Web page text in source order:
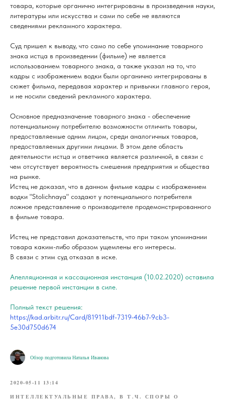
товара, которые органично интегрированы в произведения науки,
литературы или искусства и сами по себе не являются
сведениями рекламного характера.
Суд пришел к выводу, что само по себе упоминание товарного
знака истца в произведении (фильме) не является
использованием товарного знака, а также указал на то, что
кадры с изображением водки были органично интегрированы в
сюжет фильма, передавая характер и привычки главного героя,
и не носили сведений рекламного характера.
Основное предназначение товарного знака - обеспечение
потенциальному потребителю возможности отличить товары,
предоставляемые одним лицом, среди аналогичных товаров,
предоставляемых другими лицами. В этом деле область
деятельности истца и ответчика является различной, в связи с
чем отсутствует вероятность смешения предприятия и общества
на рынке.
Истец не доказал, что в данном фильме кадры с изображением
водки "Stolichnaya" создают у потенциального потребителя
ложное представление о производителе продемонстрированного
в фильме товара.
Истец не представил доказательств, что при таком упоминании
товара каким-либо образом ущемлены его интересы.
В связи с этим суд отказал в иске.
Апелляционная и кассационная инстанция (10.02.2020) оставила
решение первой инстанции в силе.
Полный текст решения:
https://kad.arbitr.ru/Card/81911bdf-7319-46b7-9cb3-
5e30d750d674
Обзор подготовила Наталья Иванова
2020-05-11 13:14
ИНТЕЛЛЕКТУАЛЬНЫЕ ПРАВА, В Т.Ч. СПОРЫ О